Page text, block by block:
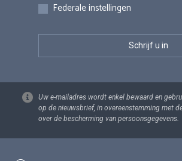
Federale instellingen
Uw e-mailadres wordt enkel bewaard en
op de nieuwsbrief, in overeenstemming met
over de bescherming van persoonsgegevens.